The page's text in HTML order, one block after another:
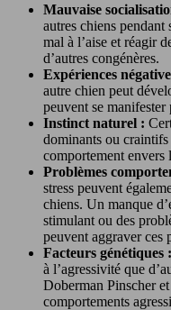
Mauvaise
autres chiens pendant
mal à l’aise et réagir
d’autres congénères.
Expériences
autre chien peut
peuvent se manifester
Instinct naturel :
dominants ou
comportement envers
Problèmes
stress peuvent
chiens. Un manque
stimulant ou des
peuvent aggraver ces
Facteurs génétiques :
à l’agressivité que
Doberman Pinscher
comportements